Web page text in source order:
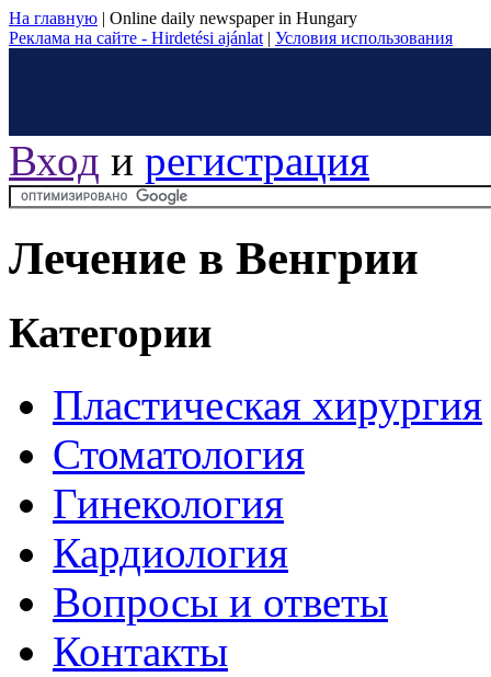
На главную | Online daily newspaper in Hungary
Реклама на сайте - Hirdetési ajánlat | Условия использования
Вход и регистрация
Лечение в Венгрии
Категории
Пластическая хирургия
Стоматология
Гинекология
Кардиология
Вопросы и ответы
Контакты